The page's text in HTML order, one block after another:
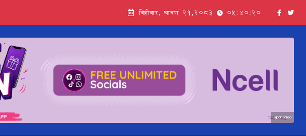
बिहीबार, श्रावण २१,२०८३ 05:40:21
Sponsored